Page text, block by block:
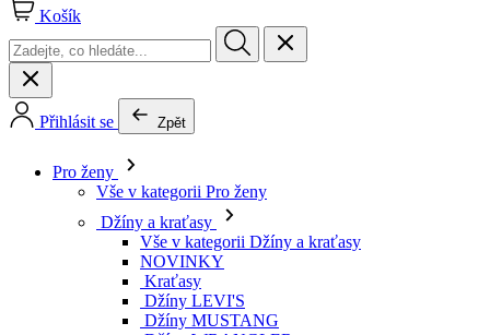
Košík
Přihlásit se Zpět
Pro ženy
Vše v kategorii Pro ženy
Džíny a kraťasy
Vše v kategorii Džíny a kraťasy
NOVINKY
Kraťasy
Džíny LEVI'S
Džíny MUSTANG